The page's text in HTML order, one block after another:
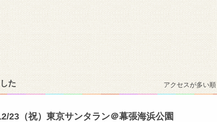
た アクセスが多い
23（祝）東京サンタラン＠幕張海浜公園